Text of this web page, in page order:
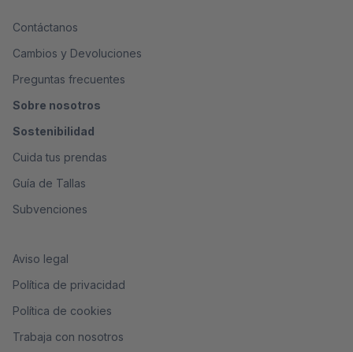
Contáctanos
Cambios y Devoluciones
Preguntas frecuentes
Sobre nosotros
Sostenibilidad
Cuida tus prendas
Guía de Tallas
Subvenciones
Aviso legal
Política de privacidad
Política de cookies
Trabaja con nosotros